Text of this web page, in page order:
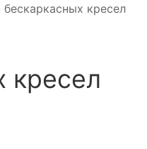
кресел
кресел